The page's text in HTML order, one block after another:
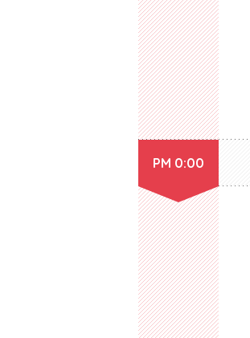
PM 0:00